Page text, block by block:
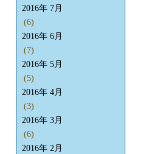
2016年 7月
(6)
2016年 6月
(7)
2016年 5月
(5)
2016年 4月
(3)
2016年 3月
(6)
2016年 2月